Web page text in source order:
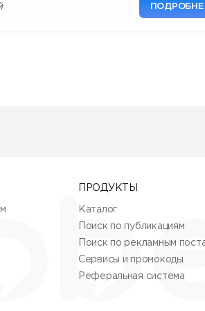
ПРОДУКТЫ
Каталог
Поиск по публикациям
Поиск по рекламным
Сервисы и промокоды
Реферальная система